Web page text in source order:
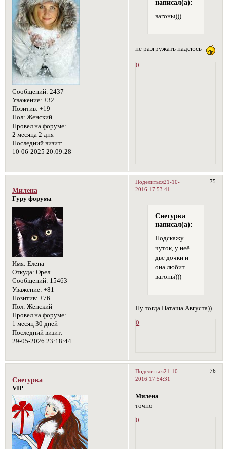
Сообщений: 2437
Уважение: +32
Позитив: +19
Пол: Женский
Провел на форуме:
2 месяца 2 дня
Последний визит:
10-06-2025 20:09:28
написал(а):
вагоны)))
не разгружать надеюсь
0
Поделиться 75
21-10-
2016 17:53:41
Милена
Гуру форума
Имя: Елена
Откуда: Орел
Сообщений: 15463
Уважение: +81
Позитив: +76
Пол: Женский
Провел на форуме:
1 месяц 30 дней
Последний визит:
29-05-2026 23:18:44
Снегурка
написал(а):
Подскажу
чуток, у неё
две дочки и
она любит
вагоны)))
Ну тогда Наташа Августа))
0
Поделиться 76
21-10-
2016 17:54:31
Снегурка
VIP
Милена
точно
0